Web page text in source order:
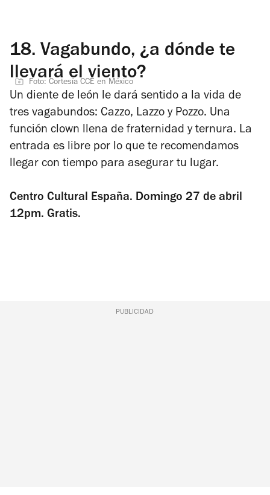
18. Vagabundo, ¿a dónde te
llevará el viento?
Foto: Cortesía CCE en México
Un diente de león le dará sentido a la vida de
tres vagabundos: Cazzo, Lazzo y Pozzo. Una
función clown llena de fraternidad y ternura. La
entrada es libre por lo que te recomendamos
llegar con tiempo para asegurar tu lugar.
Centro Cultural España. Domingo 27 de abril
12pm. Gratis.
PUBLICIDAD